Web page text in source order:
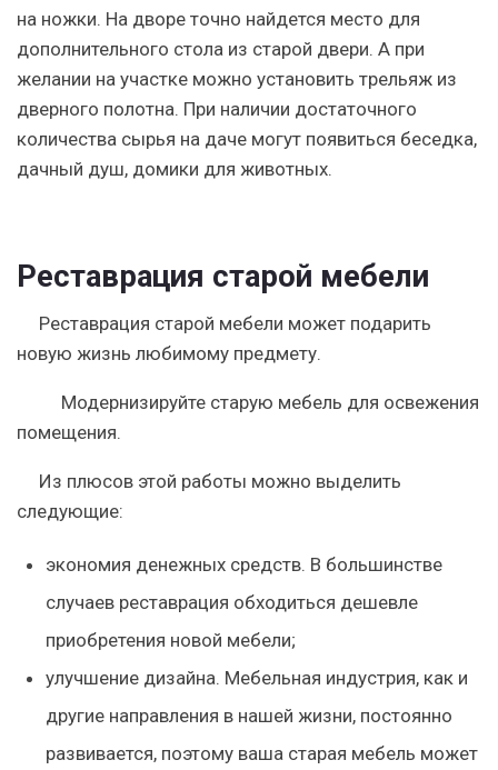
на ножки. На дворе точно найдется место для
дополнительного стола из старой двери. А при
желании на участке можно установить трельяж из
дверного полотна. При наличии достаточного
количества сырья на даче могут появиться беседка,
дачный душ, домики для животных.
Реставрация старой мебели
Реставрация старой мебели может подарить
новую жизнь любимому предмету.
Модернизируйте старую мебель для освежения
помещения.
Из плюсов этой работы можно выделить
следующие:
экономия денежных средств. В большинстве
случаев реставрация обходиться дешевле
приобретения новой мебели;
улучшение дизайна. Мебельная индустрия, как и
другие направления в нашей жизни, постоянно
развивается, поэтому ваша старая мебель может